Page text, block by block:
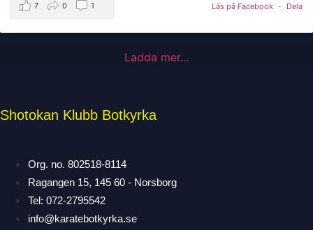
Läs på Facebook · Dela
7 0 1
Ladda mer...
Shotokan Klubb Botkyrka
Org. no. 802518-8114
Ragangen 15, 145 60 - Norsborg
Tel: 072-2795542
info@karatebotkyrka.se